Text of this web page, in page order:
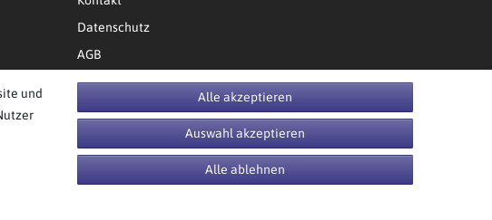
Datenschutz
AGB
Bestellung widerrufen
und
Alle akzeptieren
Auswahl akzeptieren
Alle ablehnen